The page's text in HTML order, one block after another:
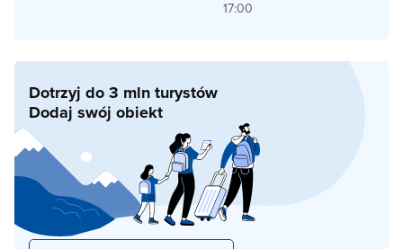
17:00
Dotrzyj do 3 mln turystów
Dodaj swój obiekt